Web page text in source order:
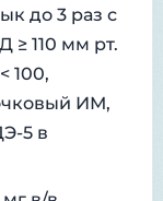
до 3 раз с
≥ 110 мм рт.
100,
ИМ,
5 в